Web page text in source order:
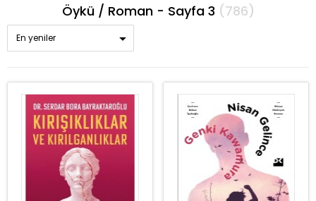
Öykü / Roman - Sayfa 3 (786)
En yeniler